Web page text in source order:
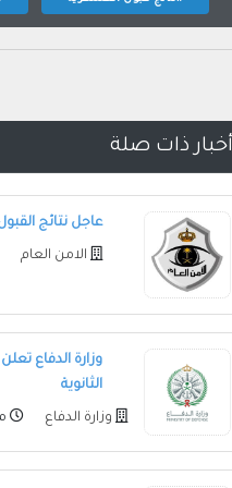
أخبار ذات صلة
عاجل نتائج
الامن العام
وزارة الدفاع
الثانوية
وزارة الدفاع